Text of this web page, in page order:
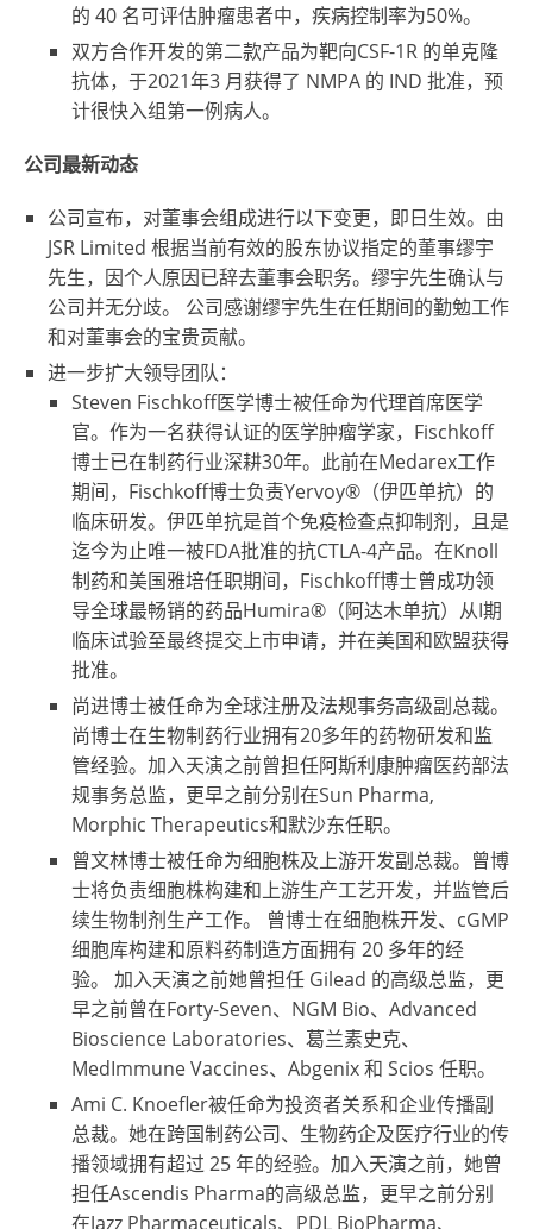
的 40 名可评估肿瘤患者中，疾病控制率为50%。
双方合作开发的第二款产品为靶向CSF-1R 的单克隆
抗体，于2021年3 月获得了 NMPA 的 IND 批准，预
计很快入组第一例病人。
公司最新动态
公司宣布，对董事会组成进行以下变更，即日生效。由
JSR Limited 根据当前有效的股东协议指定的董事缪宇
先生，因个人原因已辞去董事会职务。缪宇先生确认与
公司并无分歧。 公司感谢缪宇先生在任期间的勤勉工作
和对董事会的宝贵贡献。
进一步扩大领导团队：
Steven Fischkoff医学博士被任命为代理首席医学
官。作为一名获得认证的医学肿瘤学家，Fischkoff
博士已在制药行业深耕30年。此前在Medarex工作
期间，Fischkoff博士负责Yervoy®（伊匹单抗）的
临床研发。伊匹单抗是首个免疫检查点抑制剂，且是
迄今为止唯一被FDA批准的抗CTLA-4产品。在Knoll
制药和美国雅培任职期间，Fischkoff博士曾成功领
导全球最畅销的药品Humira®（阿达木单抗）从I期
临床试验至最终提交上市申请，并在美国和欧盟获得
批准。
尚进博士被任命为全球注册及法规事务高级副总裁。
尚博士在生物制药行业拥有20多年的药物研发和监
管经验。加入天演之前曾担任阿斯利康肿瘤医药部法
规事务总监，更早之前分别在Sun Pharma,
Morphic Therapeutics和默沙东任职。
曾文林博士被任命为细胞株及上游开发副总裁。曾博
士将负责细胞株构建和上游生产工艺开发，并监管后
续生物制剂生产工作。 曾博士在细胞株开发、cGMP
细胞库构建和原料药制造方面拥有 20 多年的经
验。 加入天演之前她曾担任 Gilead 的高级总监，更
早之前曾在Forty-Seven、NGM Bio、Advanced
Bioscience Laboratories、葛兰素史克、
MedImmune Vaccines、Abgenix 和 Scios 任职。
Ami C. Knoefler被任命为投资者关系和企业传播副
总裁。她在跨国制药公司、生物药企及医疗行业的传
播领域拥有超过 25 年的经验。加入天演之前，她曾
担任Ascendis Pharma的高级总监，更早之前分别
在Jazz Pharmaceuticals、PDL BioPharma、